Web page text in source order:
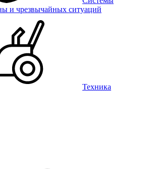
и чрезвычайных ситуаций
Техника